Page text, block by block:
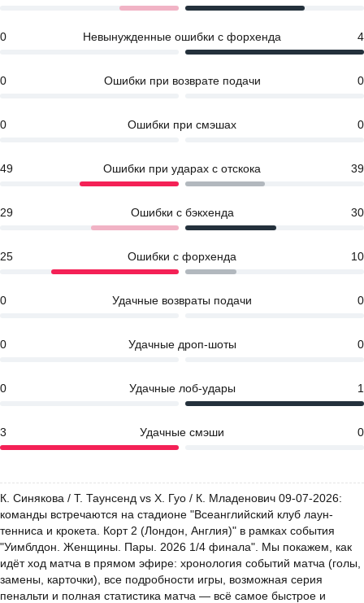
0 Невынужденные ошибки с форхенда 4
0 Ошибки при возврате подачи 0
0 Ошибки при смэшах 0
49 Ошибки при ударах с отскока 39
29 Ошибки с бэкхенда 30
25 Ошибки с форхенда 10
0 Удачные возвраты подачи 0
0 Удачные дроп-шоты 0
0 Удачные лоб-удары 1
3 Удачные смэши 0
К. Синякова / Т. Таунсенд vs Х. Гуо / К. Младенович 09-07-2026:
команды встречаются на стадионе "Всеанглийский клуб лаун-
тенниса и крокета. Корт 2 (Лондон, Англия)" в рамках события
"Уимблдон. Женщины. Пары. 2026 1/4 финала". Мы покажем, как
идёт ход матча в прямом эфире: хронология событий матча (голы,
замены, карточки), все подробности игры, возможная серия
пенальти и полная статистика матча — всё самое быстрое и